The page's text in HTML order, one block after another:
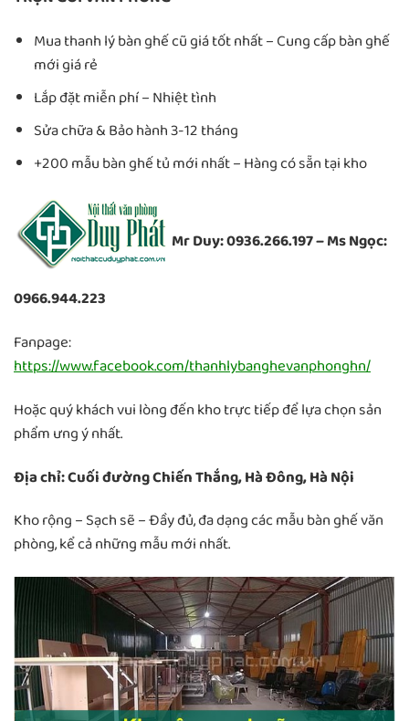
Mua thanh lý bàn ghế cũ giá tốt nhất – Cung cấp bàn ghế
mới giá rẻ
Lắp đặt miễn phí – Nhiệt tình
Sửa chữa & Bảo hành 3-12 tháng
+200 mẫu bàn ghế tủ mới nhất – Hàng có sẵn tại kho
Mr Duy: 0936.266.197 – Ms Ngọc:
0966.944.223
Fanpage:
https://www.facebook.com/thanhlybanghevanphonghn/
Hoặc quý khách vui lòng đến kho trực tiếp để lựa chọn sản
phẩm ưng ý nhất.
Địa chỉ: Cuối đường Chiến Thắng, Hà Đông, Hà Nội
Kho rộng – Sạch sẽ – Đầy đủ, đa dạng các mẫu bàn ghế văn
phòng, kể cả những mẫu mới nhất.